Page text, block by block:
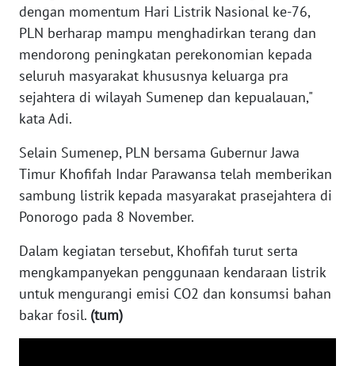
dengan momentum Hari Listrik Nasional ke-76,
PLN berharap mampu menghadirkan terang dan
mendorong peningkatan perekonomian kepada
seluruh masyarakat khususnya keluarga pra
sejahtera di wilayah Sumenep dan kepualauan,"
kata Adi.
Selain Sumenep, PLN bersama Gubernur Jawa
Timur Khofifah Indar Parawansa telah memberikan
sambung listrik kepada masyarakat prasejahtera di
Ponorogo pada 8 November.
Dalam kegiatan tersebut, Khofifah turut serta
mengkampanyekan penggunaan kendaraan listrik
untuk mengurangi emisi CO2 dan konsumsi bahan
bakar fosil. (tum)
NUSANTARA
WN
JOGJA
JATIM
WN
BALI
WN
KALBAR
WN